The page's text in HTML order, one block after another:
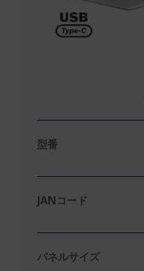
型番
JANコード
パネルサイズ